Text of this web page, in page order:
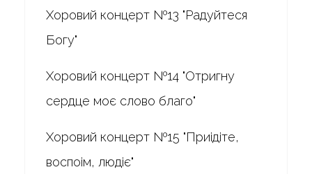
Хоровий концерт №13 "Радуйтеся
Богу"
Хоровий концерт №14 "Отригну
сердце моє слово благо"
Хоровий концерт №15 "Приідіте,
воспоім, людіє"